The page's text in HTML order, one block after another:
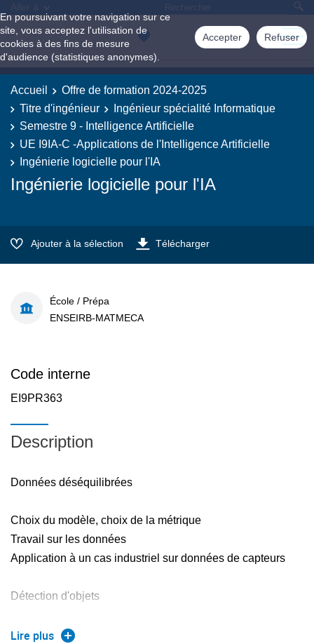
En poursuivant votre navigation sur ce
site, vous acceptez l'utilisation de
cookies à des fins de mesure
d'audience (statistiques anonymes).
Accepter Refuser
Aller à
Accueil
Offre de formation 2024-2025
Titre d'ingénieur
Ingénieur spécialité Informatique
Semestre 9 - Intelligence Artificielle
UE I9IA-C -Applications de l'Intelligence Artificielle
Ingénierie logicielle pour l'IA
Ingénierie logicielle pour l'IA
Ajouter à la sélection Télécharger
École / Prépa
ENSEIRB-MATMECA
Code interne
EI9PR363
Description
Données déséquilibrées
Choix du modèle, choix de la métrique
Travail sur les données
Application à un cas industriel sur données de capteurs
Détection d'objets
Utilisation de modèles pré-entraînés
Lire plus